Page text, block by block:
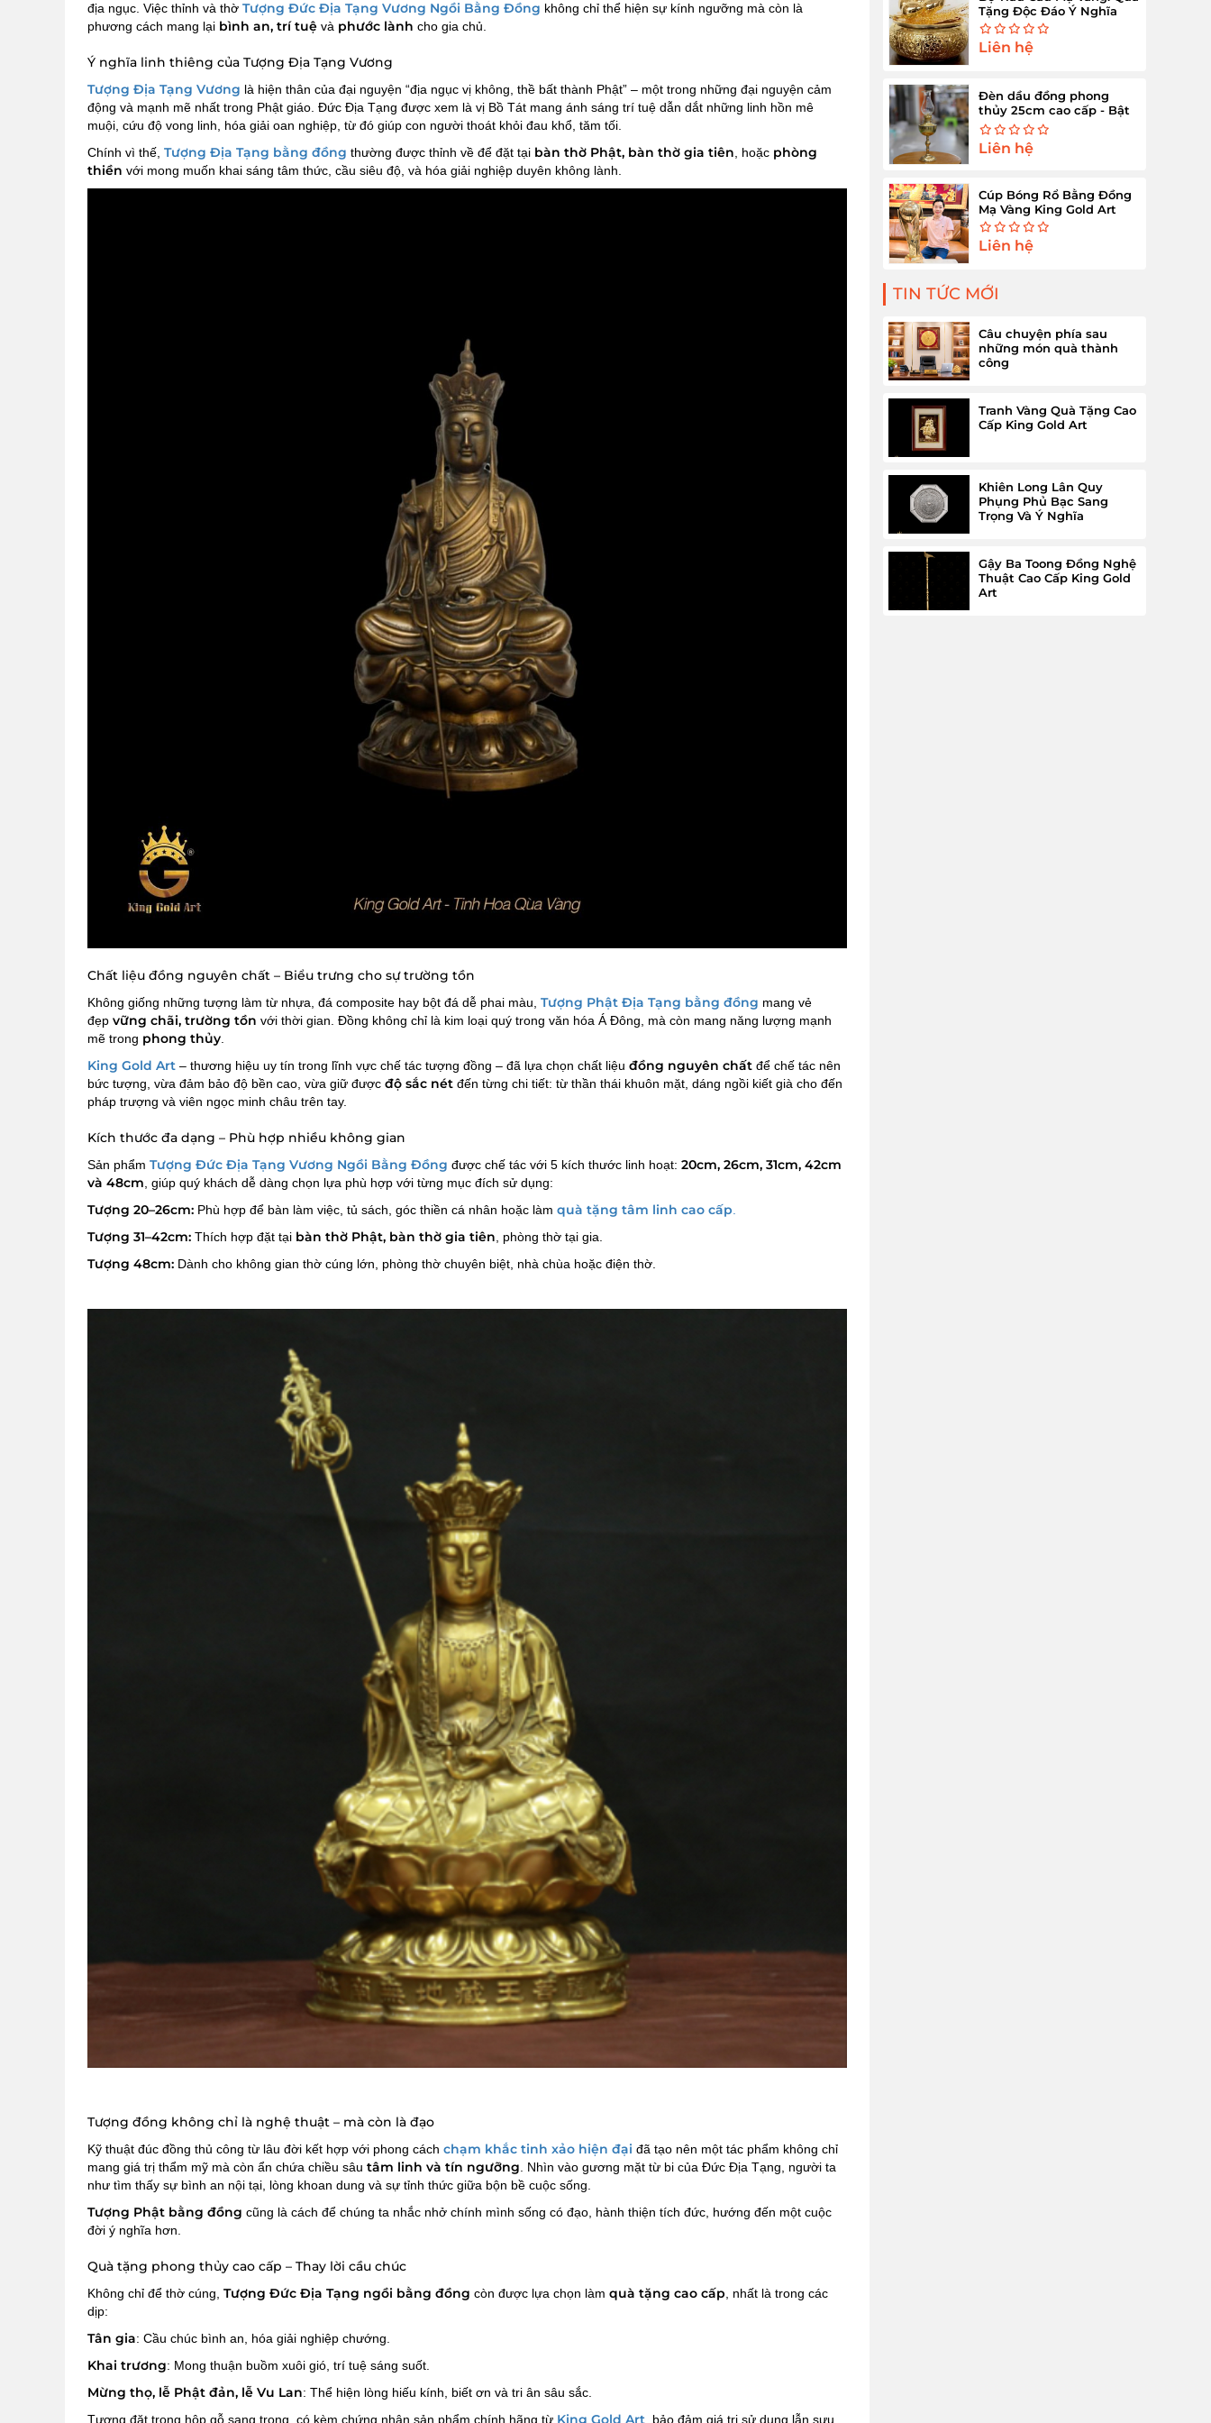
địa ngục. Việc thỉnh và thờ Tượng Đức Địa Tạng Vương Ngồi Bằng Đồng không chỉ thể hiện sự kính ngưỡng mà còn là
phương cách mang lại bình an, trí tuệ và phước lành cho gia chủ.
Ý nghĩa linh thiêng của Tượng Địa Tạng Vương
Tượng Địa Tạng Vương là hiện thân của đại nguyện “địa ngục vị không, thề bất thành Phật” – một trong những đại nguyện cảm
động và mạnh mẽ nhất trong Phật giáo. Đức Địa Tạng được xem là vị Bồ Tát mang ánh sáng trí tuệ dẫn dắt những linh hồn mê
muội, cứu độ vong linh, hóa giải oan nghiệp, từ đó giúp con người thoát khỏi đau khổ, tăm tối.
Chính vì thế, Tượng Địa Tạng bằng đồng thường được thỉnh về để đặt tại bàn thờ Phật, bàn thờ gia tiên , hoặc phòng
thiền với mong muốn khai sáng tâm thức, cầu siêu độ, và hóa giải nghiệp duyên không lành.
Chất liệu đồng nguyên chất – Biểu trưng cho sự trường tồn
Không giống những tượng làm từ nhựa, đá composite hay bột đá dễ phai màu, Tượng Phật Địa Tạng bằng đồng mang vẻ
đẹp vững chãi, trường tồn với thời gian. Đồng không chỉ là kim loại quý trong văn hóa Á Đông, mà còn mang năng lượng mạnh
mẽ trong phong thủy
King Gold Art – thương hiệu uy tín trong lĩnh vực chế tác tượng đồng – đã lựa chọn chất liệu đồng nguyên chất để chế tác nên
bức tượng, vừa đảm bảo độ bền cao, vừa giữ được độ sắc nét đến từng chi tiết: từ thần thái khuôn mặt, dáng ngồi kiết già cho đến
pháp trượng và viên ngọc minh châu trên tay.
Kích thước đa dạng – Phù hợp nhiều không gian
Sản phẩm Tượng Đức Địa Tạng Vương Ngồi Bằng Đồng được chế tác với 5 kích thước linh hoạt: 20cm, 26cm, 31cm, 42cm
và 48cm , giúp quý khách dễ dàng chọn lựa phù hợp với từng mục đích sử dụng:
Tượng 20–26cm: Phù hợp để bàn làm việc, tủ sách, góc thiền cá nhân hoặc làm quà tặng tâm linh cao cấp
Tượng 31–42cm: Thích hợp đặt tại bàn thờ Phật, bàn thờ gia tiên , phòng thờ tại gia.
Tượng 48cm: Dành cho không gian thờ cúng lớn, phòng thờ chuyên biệt, nhà chùa hoặc điện thờ.
Tượng đồng không chỉ là nghệ thuật – mà còn là đạo
Kỹ thuật đúc đồng thủ công từ lâu đời kết hợp với phong cách chạm khắc tinh xảo hiện đại đã tạo nên một tác phẩm không chỉ
mang giá trị thẩm mỹ mà còn ẩn chứa chiều sâu tâm linh và tín ngưỡng . Nhìn vào gương mặt từ bi của Đức Địa Tạng, người ta
như tìm thấy sự bình an nội tại, lòng khoan dung và sự tỉnh thức giữa bộn bề cuộc sống.
Tượng Phật bằng đồng cũng là cách để chúng ta nhắc nhở chính mình sống có đạo, hành thiện tích đức, hướng đến một cuộc
đời ý nghĩa hơn.
Quà tặng phong thủy cao cấp – Thay lời cầu chúc
Không chỉ để thờ cúng, Tượng Đức Địa Tạng ngồi bằng đồng còn được lựa chọn làm quà tặng cao cấp , nhất là trong các
dịp:
Tân gia: Cầu chúc bình an, hóa giải nghiệp chướng.
Khai trương: Mong thuận buồm xuôi gió, trí tuệ sáng suốt.
Mừng thọ, lễ Phật đản, lễ Vu Lan: Thể hiện lòng hiếu kính, biết ơn và tri ân sâu sắc.
Tượng đặt trong hộp gỗ sang trọng, có kèm chứng nhận sản phẩm chính hãng từ King Gold Art , bảo đảm giá trị sử dụng lẫn sưu
Tặng Độc Đáo Ý Nghĩa
Liên hệ
Đèn dầu đồng phong
thủy 25cm cao cấp - Bật
sáng tài lộc
Liên hệ
Cúp Bóng Rổ Bằng Đồng
Mạ Vàng King Gold Art
Liên hệ
TIN TỨC MỚI
Câu chuyện phía sau
những món quà thành
công
Tranh Vàng Quà Tặng Cao
Cấp King Gold Art
Khiên Long Lân Quy
Phụng Phủ Bạc Sang
Trọng Và Ý Nghĩa
Gậy Ba Toong Đồng Nghệ
Thuật Cao Cấp King Gold
Art